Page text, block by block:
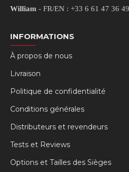
William - FR/EN : +33 6 61 47 36 49
INFORMATIONS
À propos de nous
Livraison
Politique de confidentialité
Conditions générales
Distributeurs et revendeurs
Tests et Reviews
Options et Tailles des Sièges